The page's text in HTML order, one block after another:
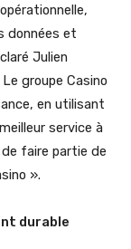
données et
Julien
groupe Casino
en utilisant
service à
faire partie de
».
durable